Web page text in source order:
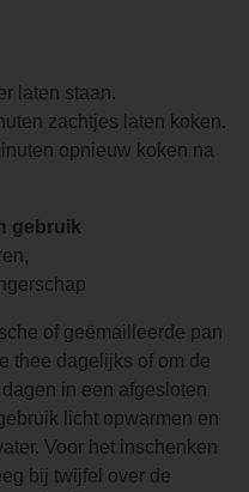
laten staan.
zachtjes laten koken.
opnieuw koken na
gebruik
of geëmailleerde pan
thee dagelijks of om de
in een afgesloten
licht opwarmen en
Voor het inschenken
bij twijfel over de